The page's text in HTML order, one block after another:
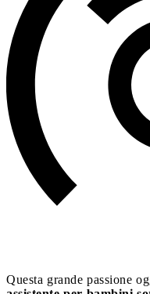
Questa grande passione